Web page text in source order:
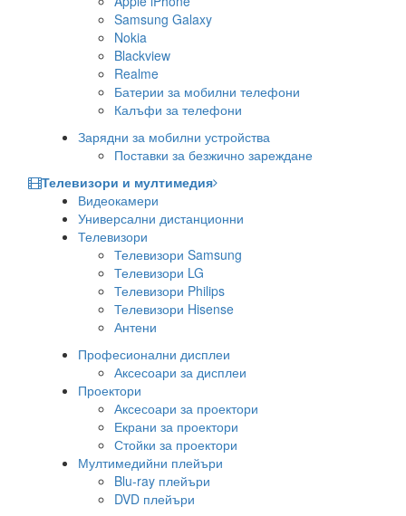
Samsung Galaxy
Nokia
Blackview
Realme
Батерии за мобилни телефони
Калъфи за телефони
Зарядни за мобилни устройства
Поставки за безжично зареждане
Телевизори и мултимедия
Видеокамери
Универсални дистанционни
Телевизори
Телевизори Samsung
Телевизори LG
Телевизори Philips
Телевизори Hisense
Антени
Професионални дисплеи
Аксесоари за дисплеи
Проектори
Аксесоари за проектори
Екрани за проектори
Стойки за проектори
Мултимедийни плейъри
Blu-ray плейъри
DVD плейъри